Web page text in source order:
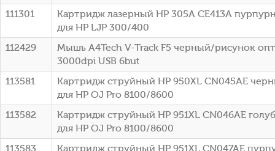
111301
Картридж лазерный HP 305A CE413A
для HP LJP 300/400
112429
Мышь A4Tech V-Track F5 черный/рисунок
3000dpi USB 6but
113581
Картридж струйный HP 950XL CN045AE
для HP OJ Pro 8100/8600
113582
Картридж струйный HP 951XL CN046AE
для HP OJ Pro 8100/8600
113583
Картридж струйный HP 951XL CN047AE